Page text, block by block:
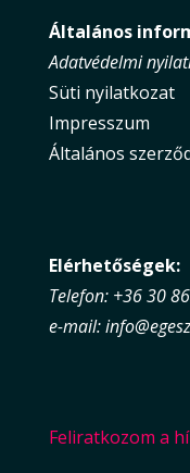
Általános
Adatvédelmi
Süti nyilatkozat
Impresszum
Általános
Elérhetőségek:
Telefon: +36 30
e-mail:
Feliratkozom a